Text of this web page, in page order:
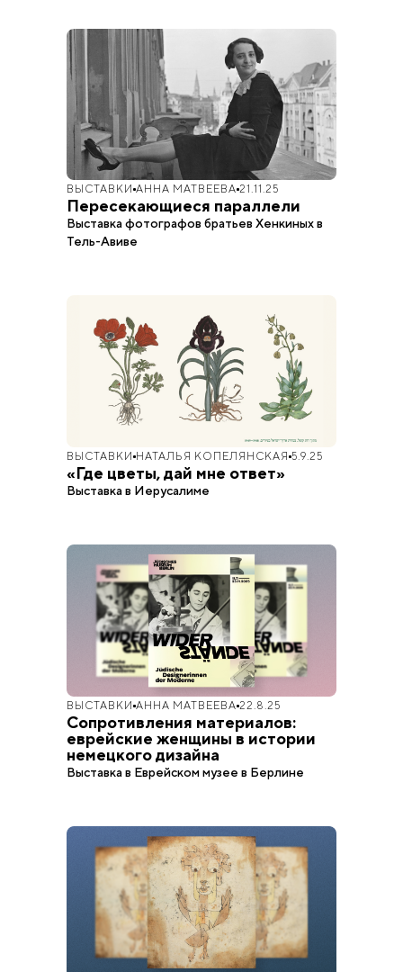
ВЫСТАВКИ АННА МАТВЕЕВА 21.11.25
Пересекающиеся параллели
Выставка фотографов братьев Хенкиных в
Тель-Авиве
ВЫСТАВКИ НАТАЛЬЯ КОПЕЛЯНСКАЯ 5.9.25
«Где цветы, дай мне ответ»
Выставка в Иерусалиме
ВЫСТАВКИ АННА МАТВЕЕВА 22.8.25
Сопротивления материалов:
еврейские женщины в истории
немецкого дизайна
Выставка в Еврейском музее в Берлине